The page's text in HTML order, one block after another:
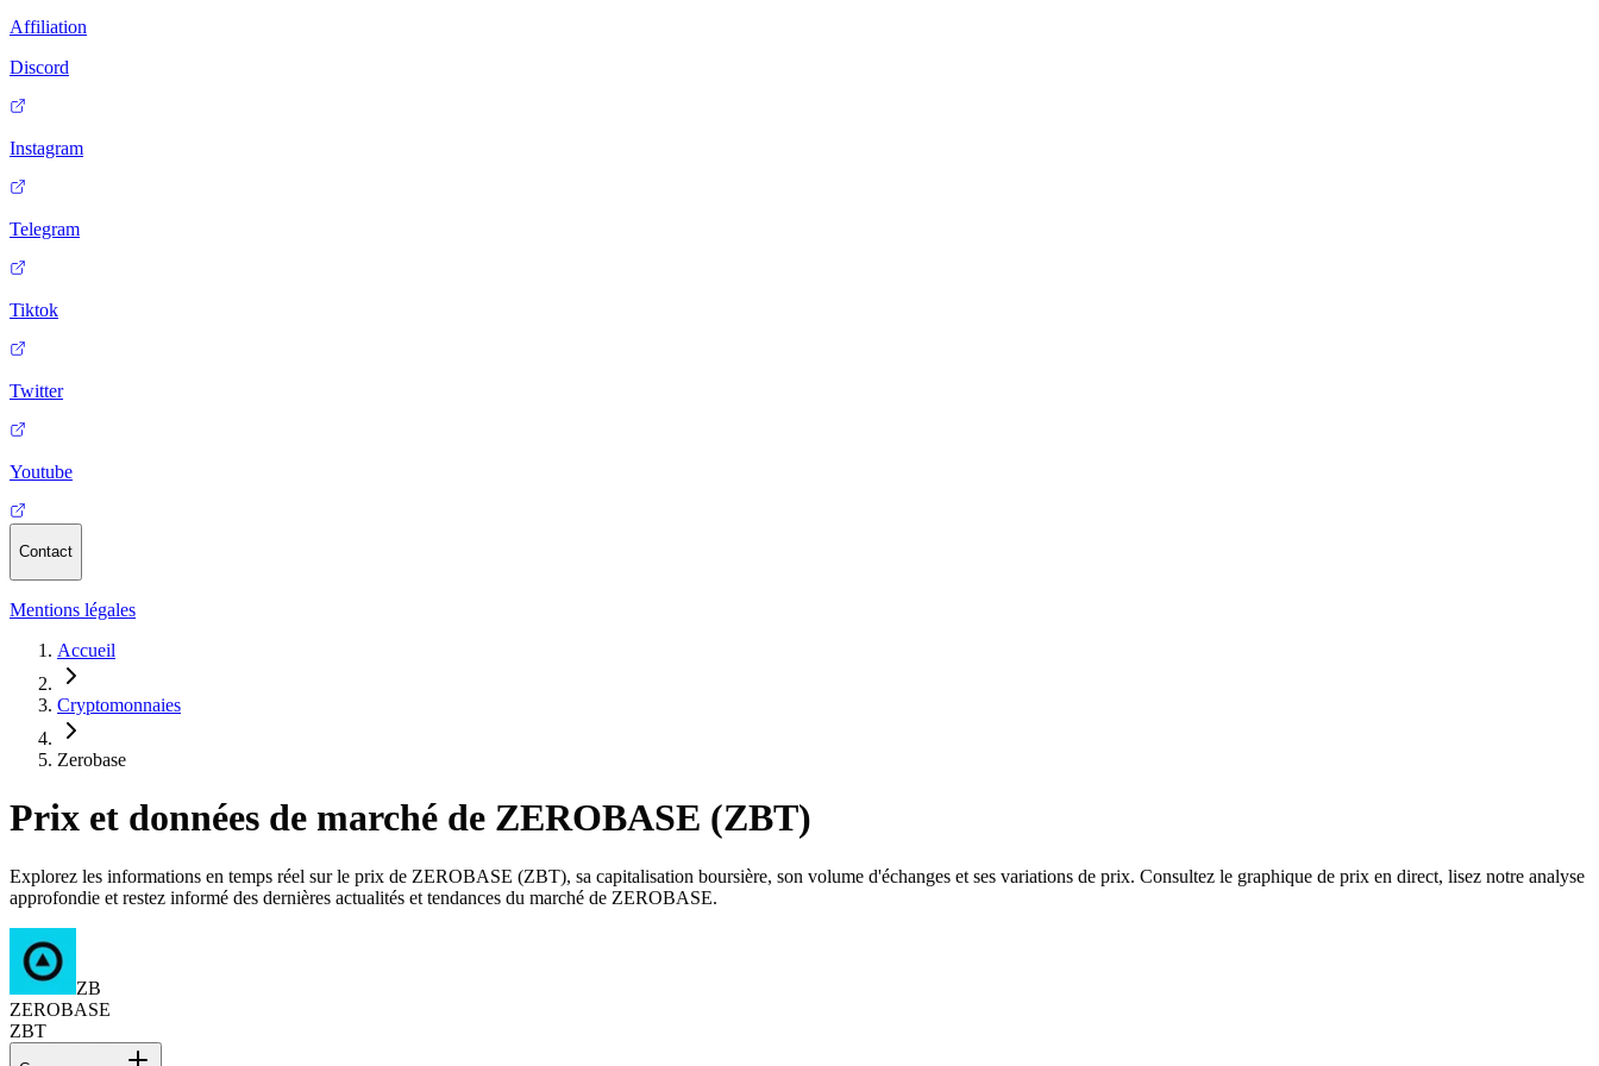
Affiliation
Discord
Instagram
Telegram
Tiktok
Twitter
Youtube
Contact
Mentions légales
Accueil
Cryptomonnaies
Zerobase
Prix et données de marché de ZEROBASE (ZBT)
Explorez les informations en temps réel sur le prix de ZEROBASE (ZBT), sa capitalisation boursière, son volume d'échanges et ses variations de prix. Consultez le graphique de prix en direct, lisez notre analyse
approfondie et restez informé des dernières actualités et tendances du marché de ZEROBASE.
ZB
ZEROBASE
ZBT